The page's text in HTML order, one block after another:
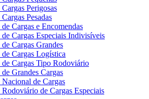
Perigosas
Pesadas
Cargas e Encomendas
de Cargas Especiais Indivisíveis
Cargas Grandes
de Cargas Logística
de Cargas Tipo Rodoviário
Grandes Cargas
Nacional de Cargas
Rodoviário de Cargas Especiais